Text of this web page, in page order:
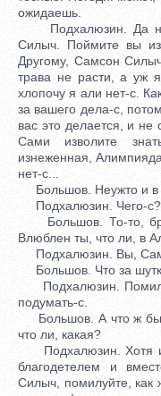
ожидаешь.
Подхалюзин. Да не
Силыч. Поймите вы из
Другому, Самсон
трава не расти, а уж
хлопочу я али нет-с.
за вашего дела-с,
вас это делается, и не
Сами изволите
изнеженная,
нет-с...
Большов. Неужто и в
Подхалюзин. Чего-с?..
Большов. То-то,
Влюблен ты, что ли, в
Подхалюзин. Вы,
Большов. Что за
Подхалюзин.
подумать-с.
Большов. А что ж бы
что ли, какая?
Подхалюзин. Хотя
благодетелем и
Силыч, помилуйте, как